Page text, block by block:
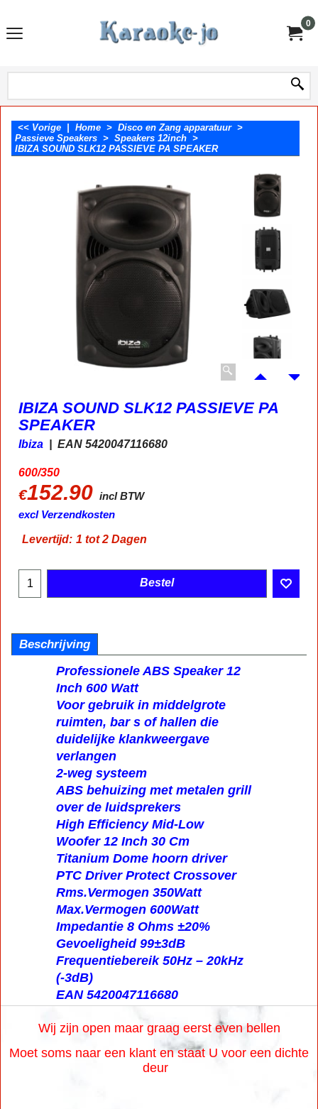
0
<< Vorige Home > Disco en Zang apparatuur>
Passieve Speakers > Speakers 12inch >
IBIZA SOUND SLK12 PASSIEVE PA SPEAKER
IBIZA SOUND SLK12 PASSIEVE PA
SPEAKER
Ibiza EAN 5420047116680
600/350
€152.90 incl BTW
excl Verzendkosten
Levertijd: 1 tot 2 Dagen
Bestel
Beschrijving
Professionele ABS Speaker 12
Inch 600 Watt
Voor gebruik in middelgrote
ruimten, bar s of hallen die
duidelijke klankweergave
verlangen
2-weg systeem
ABS behuizing met metalen grill
over de luidsprekers
High Efficiency Mid-Low
Woofer 12 Inch 30 Cm
Titanium Dome hoorn driver
PTC Driver Protect Crossover
Rms.Vermogen 350Watt
Max.Vermogen 600Watt
Impedantie 8 Ohms ±20%
Gevoeligheid 99±3dB
Frequentiebereik 50Hz – 20kHz
(-3dB)
EAN 5420047116680
Wij zijn open maar graag eerst even bellen
Moet soms naar een klant en staat U voor een dichte
deur